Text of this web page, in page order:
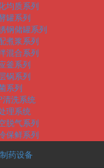
均质系列
罐系列
钢储罐系列
煮浆系列
混合系列
釜系列
锅系列
系列
清洗系统
理系统
脱气系列
保鲜系列
制药设备